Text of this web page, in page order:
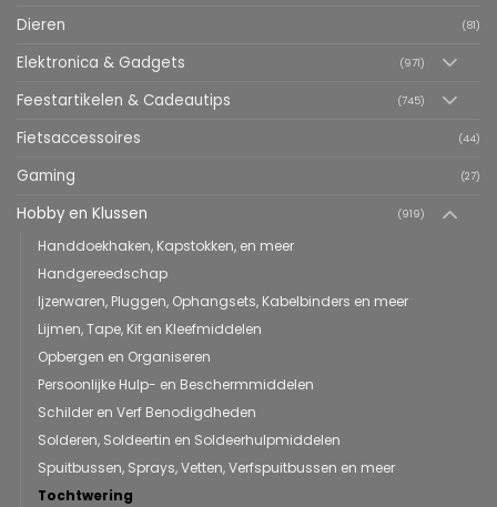
Dieren (81)
Elektronica & Gadgets (971)
Feestartikelen & Cadeautips (745)
Fietsaccessoires (44)
Gaming (27)
Hobby en Klussen (919)
Handdoekhaken, Kapstokken, en meer
Handgereedschap
Ijzerwaren, Pluggen, Ophangsets, Kabelbinders en meer
Lijmen, Tape, Kit en Kleefmiddelen
Opbergen en Organiseren
Persoonlijke Hulp- en Beschermmiddelen
Schilder en Verf Benodigdheden
Solderen, Soldeertin en Soldeerhulpmiddelen
Spuitbussen, Sprays, Vetten, Verfspuitbussen en meer
Tochtwering